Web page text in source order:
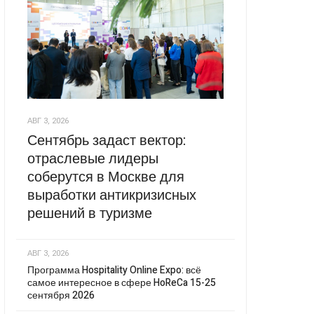
АВГ 3, 2026
Сентябрь задаст вектор:
отраслевые лидеры
соберутся в Москве для
выработки антикризисных
решений в туризме
АВГ 3, 2026
Программа Hospitality Online Expo: всё
самое интересное в сфере HoReCa 15-25
сентября 2026